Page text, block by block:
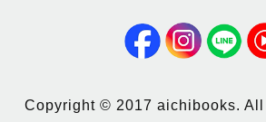
Copyright © 2017 aichibooks.